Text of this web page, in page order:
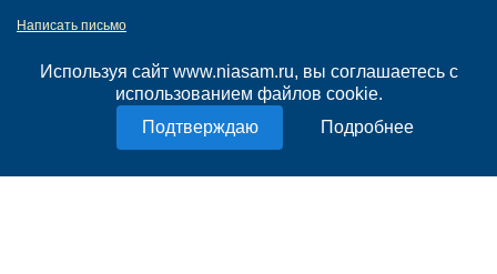
Используя сайт www.niasam.ru, вы соглашаетесь с
использованием файлов cookie.
Подробнее
Написать письмо
Нашли ошибку?
Политика конфиденциальности